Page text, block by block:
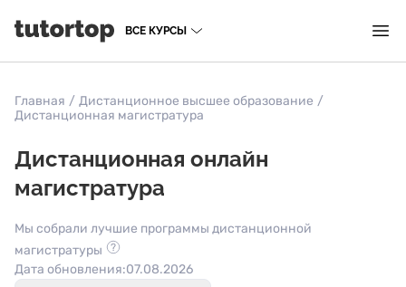
ВСЕ КУРСЫ
Главная / Дистанционное высшее образование /
Дистанционная магистратура
Дистанционная онлайн
магистратура
Мы собрали лучшие программы дистанционной
магистратуры
Дата обновления:07.08.2026